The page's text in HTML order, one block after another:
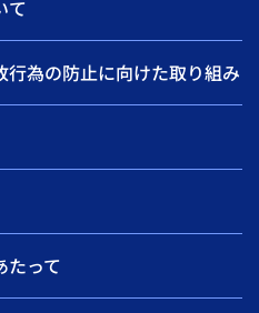
て
為の防止に向けた取り組み
たって